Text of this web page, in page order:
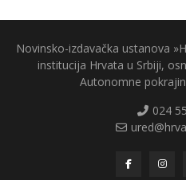
Novinsko-izdavačka ustanova
institucija Hrvata u Srbiji,
Autonomne
024